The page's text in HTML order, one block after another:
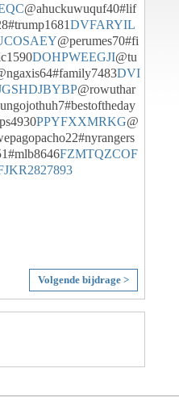
@ahuckuwuquf40#lif
DVFARYIL
@perumes70#fi
DOHPWEEGJI@tu
DVI
@rowuthar
PPYFXXMRKG@
FZMTQZCOF
2827893
Volgende bijdrage >